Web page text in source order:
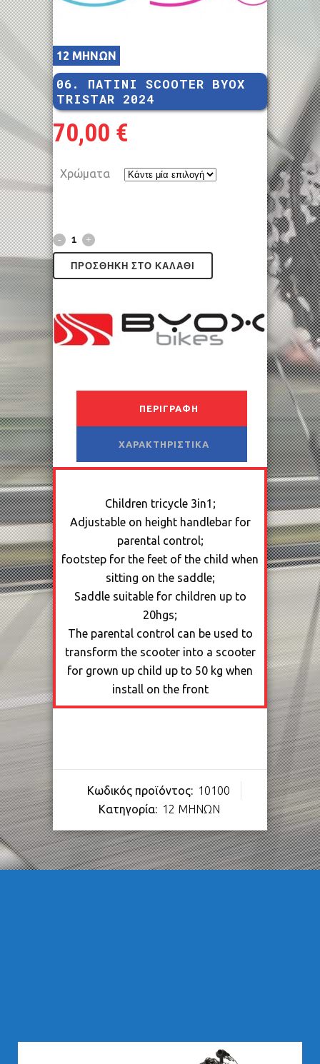
12 ΜΗΝΩΝ
06. ΠΑΤΙΝΙ SCOOTER BYOX
TRISTAR 2024
70,00 €
Χρώματα
ΠΡΟΣΘΉΚΗ ΣΤΟ ΚΑΛΆΘΙ
ΠΕΡΙΓΡΑΦΉ
ΧΑΡΑΚΤΗΡΙΣΤΙΚΆ
Children tricycle 3in1;
Adjustable on height handlebar for
parental control;
footstep for the feet of the child when
sitting on the saddle;
Saddle suitable for children up to
20hgs;
The parental control can be used to
transform the scooter into a scooter
for grown up child up to 50 kg when
install on the front
Κωδικός προϊόντος: 10100
Κατηγορία: 12 ΜΗΝΩΝ